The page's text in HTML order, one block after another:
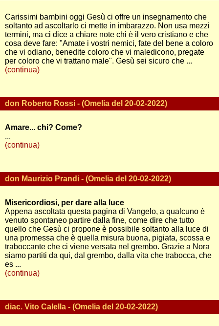
Carissimi bambini oggi Gesù ci offre un insegnamento che
soltanto ad ascoltarlo ci mette in imbarazzo. Non usa mezzi
termini, ma ci dice a chiare note chi è il vero cristiano e che
cosa deve fare: "Amate i vostri nemici, fate del bene a coloro
che vi odiano, benedite coloro che vi maledicono, pregate
per coloro che vi trattano male". Gesù sei sicuro che ...
(continua)
don Roberto Rossi - (Omelia del 20-02-2022)
Amare... chi? Come?
...
(continua)
don Maurizio Prandi - (Omelia del 20-02-2022)
Misericordiosi, per dare alla luce
Appena ascoltata questa pagina di Vangelo, a qualcuno è
venuto spontaneo partire dalla fine, come dire che tutto
quello che Gesù ci propone è possibile soltanto alla luce di
una promessa che è quella misura buona, pigiata, scossa e
traboccante che ci viene versata nel grembo. Grazie a Nora
siamo partiti da qui, dal grembo, dalla vita che trabocca, che
es ...
(continua)
diac. Vito Calella - (Omelia del 20-02-2022)